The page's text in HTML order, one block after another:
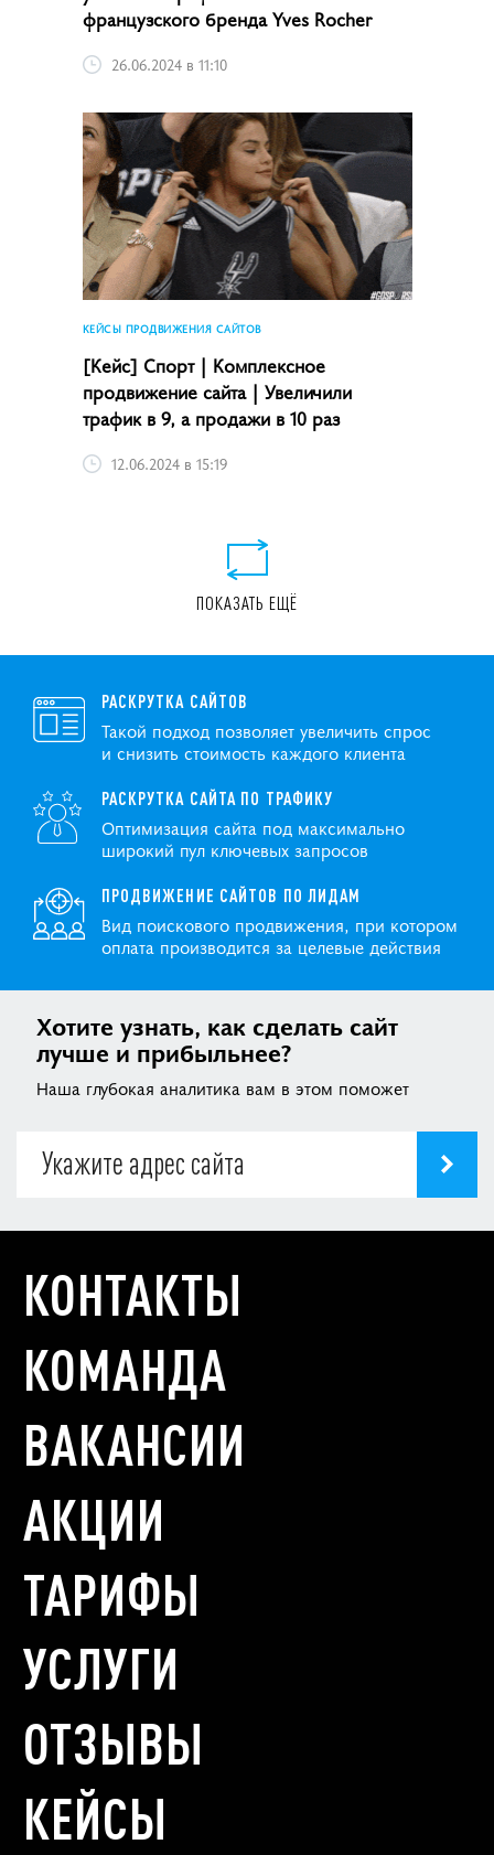
французского бренда Yves Rocher
26.06.2024 в 11:10
КЕЙСЫ ПРОДВИЖЕНИЯ САЙТОВ
[Кейс] Спорт | Комплексное
продвижение сайта | Увеличили
трафик в 9, а продажи в 10 раз
12.06.2024 в 15:19
ПОКАЗАТЬ ЕЩЁ
РАСКРУТКА САЙТОВ
Такой подход позволяет увеличить спрос
и снизить стоимость каждого клиента
РАСКРУТКА САЙТА ПО ТРАФИКУ
Оптимизация сайта под максимально
широкий пул ключевых запросов
ПРОДВИЖЕНИЕ САЙТОВ ПО ЛИДАМ
Вид поискового продвижения, при котором
оплата производится за целевые действия
Хотите узнать, как сделать сайт
лучше и прибыльнее?
Наша глубокая аналитика вам в этом поможет
КОНТАКТЫ
КОМАНДА
ВАКАНСИИ
АКЦИИ
ТАРИФЫ
УСЛУГИ
ОТЗЫВЫ
КЕЙСЫ